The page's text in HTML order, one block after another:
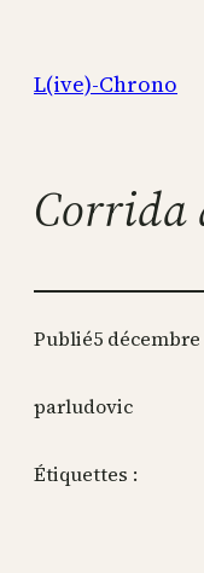
contenu
L(ive)-Chrono
Corrida
Publié5 décembre
parludovic
Étiquettes :